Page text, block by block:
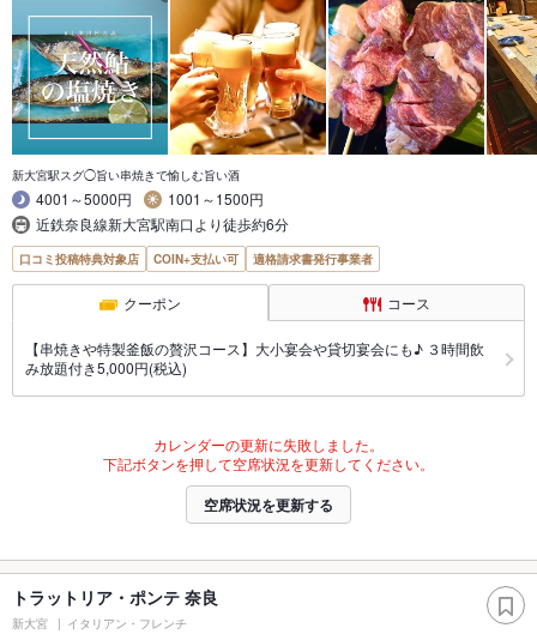
新大宮駅スグ◯旨い串焼きで愉しむ旨い酒
4001～5000円
1001～1500円
近鉄奈良線新大宮駅南口より徒歩約6分
口コミ投稿特典対象店 COIN+支払い可 適格請求書発行事業者
クーポン コース
【串焼きや特製釜飯の贅沢コース】大小宴会や貸切宴会にも♪ ３時間飲
み放題付き5,000円(税込)
カレンダーの更新に失敗しました。
下記ボタンを押して空席状況を更新してください。
空席状況を更新する
トラットリア・ポンテ 奈良
新大宮 イタリアン・フレンチ